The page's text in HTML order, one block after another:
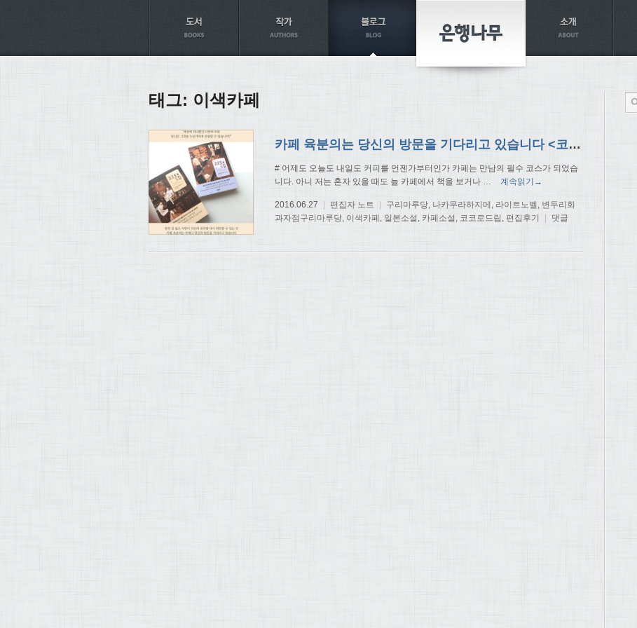
태그: 이색카페
카페 육분의는 당신의 방문을 기다리고 있습니다 <코코로 드립> 편집 후기
# 어제도 오늘도 내일도 커피를 언젠가부터인가 카페는 만남의 필수 코스가 되었습
니다. 아니 저는 혼자 있을 때도 늘 카페에서 책을 보거나
계속읽기→
2016.06.27 편집자 노트 구리마루당, 나카무라하지메 , 라이트노벨 , 변두리화
과자점구리마루당, 이색카페 , 일본소설 , 카페소설 , 코코로드립 , 편집후기 댓글